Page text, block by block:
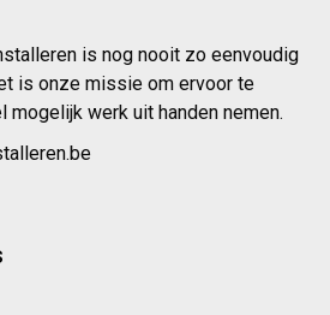
is nog nooit zo eenvoudig
is onze missie om ervoor te
mogelijk werk uit handen nemen.